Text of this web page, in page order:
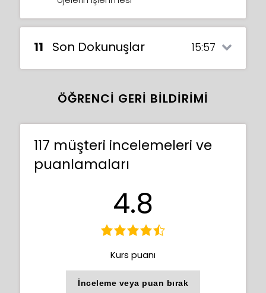
11 Son Dokunuşlar 15:57
Fantastik eserinizi tamamlamak için, Xiao
size sanatınıza büyülü bir hava katacak
efektler eklemeyi gösterecek.
Parıldayan yıldızlar, bulanık bulutlar, mistik
sarmallar ve büyüleyici parlamalar
yaratmayı öğreneceksiniz! Ayrıca,
ÖĞRENCI GERI BILDIRIMI
117 müşteri incelemeleri ve
puanlamaları
4.8
Kurs puanı
İnceleme veya puan bırak